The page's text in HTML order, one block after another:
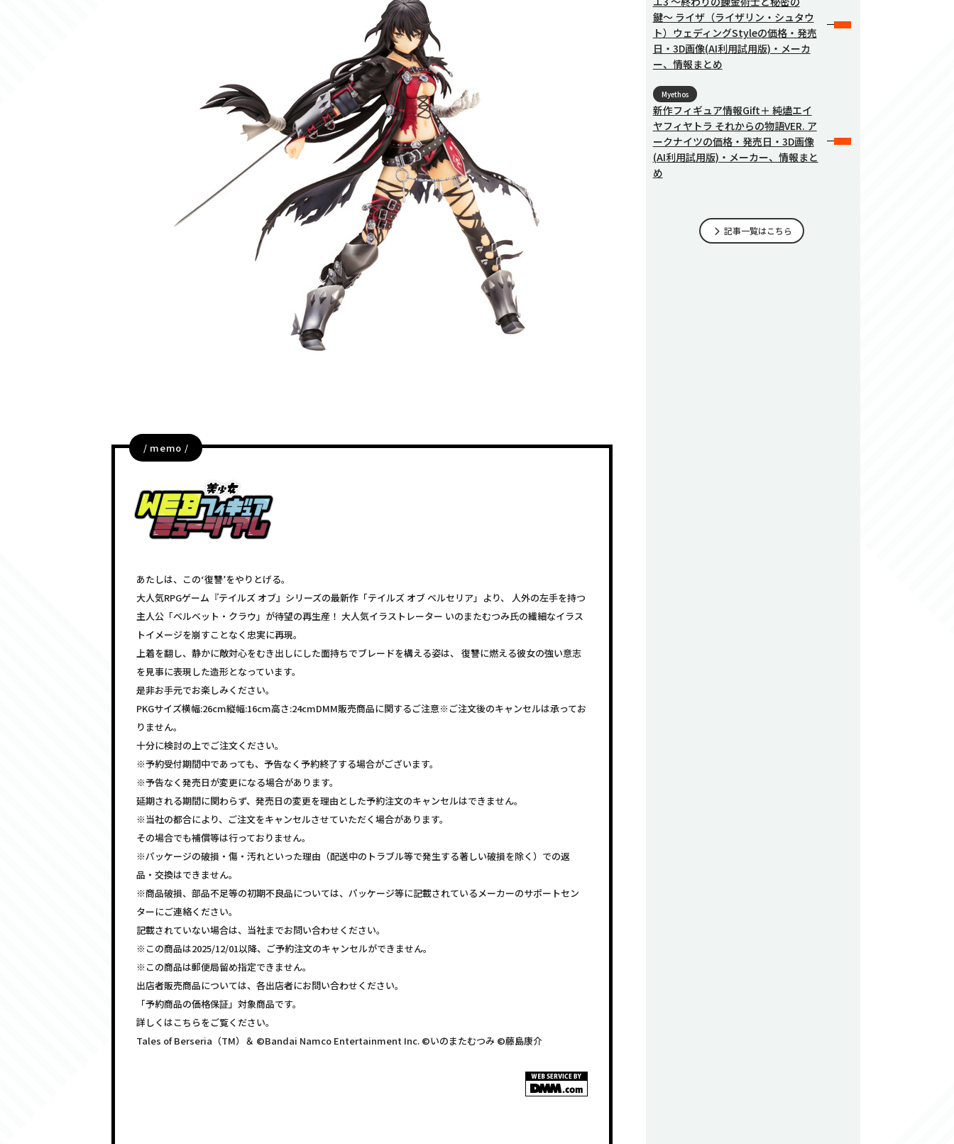
/ memo /
あたしは、この‘復讐’をやりとげる。
大人気RPGゲーム『テイルズ オブ』シリーズの最新作「テイルズ オブ ベルセリア」より、 人外の左手を持つ
主人公「ベルベット・クラウ」が待望の再生産！ 大人気イラストレーター いのまたむつみ氏の繊細なイラス
トイメージを崩すことなく忠実に再現。
上着を翻し、静かに敵対心をむき出しにした面持ちでブレードを構える姿は、 復讐に燃える彼女の強い意志
を見事に表現した造形となっています。
是非お手元でお楽しみください。
PKGサイズ横幅:26cm縦幅:16cm高さ:24cmDMM販売商品に関するご注意※ご注文後のキャンセルは承ってお
りません。
十分に検討の上でご注文ください。
※予約受付期間中であっても、予告なく予約終了する場合がございます。
※予告なく発売日が変更になる場合があります。
延期される期間に関わらず、発売日の変更を理由とした予約注文のキャンセルはできません。
※当社の都合により、ご注文をキャンセルさせていただく場合があります。
その場合でも補償等は行っておりません。
※パッケージの破損・傷・汚れといった理由（配送中のトラブル等で発生する著しい破損を除く）での返
品・交換はできません。
※商品破損、部品不足等の初期不良品については、パッケージ等に記載されているメーカーのサポートセン
ターにご連絡ください。
記載されていない場合は、当社までお問い合わせください。
※この商品は2025/12/01以降、ご予約注文のキャンセルができません。
※この商品は郵便局留め指定できません。
出店者販売商品については、各出店者にお問い合わせください。
「予約商品の価格保証」対象商品です。
詳しくはこちらをご覧ください。
Tales of Berseria（TM）＆ ©Bandai Namco Entertainment Inc. ©いのまたむつみ ©藤島康介
鍵〜 ライザ（ライザリン・シュタウ
ト）ウェディングStyleの価格・発売
日・3D画像(AI利用試用版)・メーカ
ー、情報まとめ
Myethos
新作フィギュア情報Gift＋ 純燼エイ
ヤフィヤトラ それからの物語VER. ア
ークナイツの価格・発売日・3D画像
(AI利用試用版)・メーカー、情報まと
め
記事一覧はこちら